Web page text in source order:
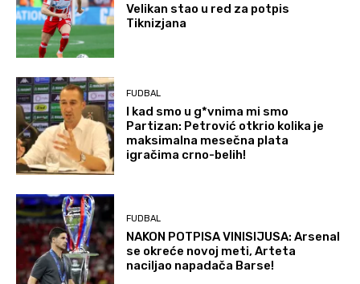
Velikan stao u red za potpis
Tiknizjana
FUDBAL
I kad smo u g*vnima mi smo
Partizan: Petrović otkrio kolika je
maksimalna mesečna plata
igračima crno-belih!
FUDBAL
NAKON POTPISA VINISIJUSA: Arsenal
se okreće novoj meti, Arteta
naciljao napadača Barse!